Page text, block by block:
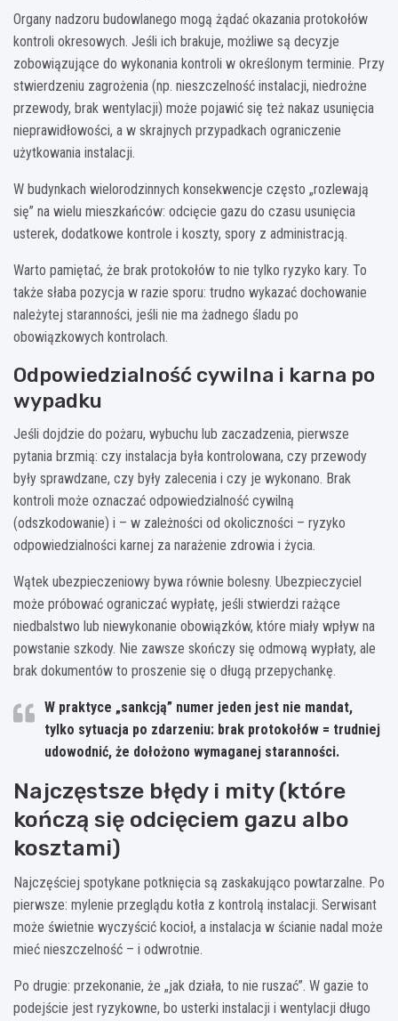
Organy nadzoru budowlanego mogą żądać okazania protokołów
kontroli okresowych. Jeśli ich brakuje, możliwe są decyzje
zobowiązujące do wykonania kontroli w określonym terminie. Przy
stwierdzeniu zagrożenia (np. nieszczelność instalacji, niedrożne
przewody, brak wentylacji) może pojawić się też nakaz usunięcia
nieprawidłowości, a w skrajnych przypadkach ograniczenie
użytkowania instalacji.
W budynkach wielorodzinnych konsekwencje często „rozlewają
się” na wielu mieszkańców: odcięcie gazu do czasu usunięcia
usterek, dodatkowe kontrole i koszty, spory z administracją.
Warto pamiętać, że brak protokołów to nie tylko ryzyko kary. To
także słaba pozycja w razie sporu: trudno wykazać dochowanie
należytej staranności, jeśli nie ma żadnego śladu po
obowiązkowych kontrolach.
Odpowiedzialność cywilna i karna po
wypadku
Jeśli dojdzie do pożaru, wybuchu lub zaczadzenia, pierwsze
pytania brzmią: czy instalacja była kontrolowana, czy przewody
były sprawdzane, czy były zalecenia i czy je wykonano. Brak
kontroli może oznaczać odpowiedzialność cywilną
(odszkodowanie) i – w zależności od okoliczności – ryzyko
odpowiedzialności karnej za narażenie zdrowia i życia.
Wątek ubezpieczeniowy bywa równie bolesny. Ubezpieczyciel
może próbować ograniczać wypłatę, jeśli stwierdzi rażące
niedbalstwo lub niewykonanie obowiązków, które miały wpływ na
powstanie szkody. Nie zawsze skończy się odmową wypłaty, ale
brak dokumentów to proszenie się o długą przepychankę.
W praktyce „sankcją” numer jeden jest nie mandat,
tylko sytuacja po zdarzeniu: brak protokołów = trudniej
udowodnić, że dołożono wymaganej staranności.
Najczęstsze błędy i mity (które
kończą się odcięciem gazu albo
kosztami)
Najczęściej spotykane potknięcia są zaskakująco powtarzalne. Po
pierwsze: mylenie przeglądu kotła z kontrolą instalacji. Serwisant
może świetnie wyczyścić kocioł, a instalacja w ścianie nadal może
mieć nieszczelność – i odwrotnie.
Po drugie: przekonanie, że „jak działa, to nie ruszać”. W gazie to
podejście jest ryzykowne, bo usterki instalacji i wentylacji długo